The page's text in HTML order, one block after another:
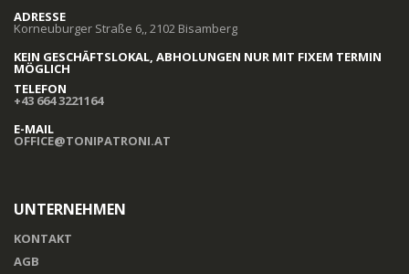
ADRESSE
Korneuburger Straße 6,, 2102 Bisamberg
KEIN GESCHÄFTSLOKAL, ABHOLUNGEN NUR MIT FIXEM TERMIN
MÖGLICH
TELEFON
+43 664 3221164
E-MAIL
OFFICE@TONIPATRONI.AT
UNTERNEHMEN
KONTAKT
AGB